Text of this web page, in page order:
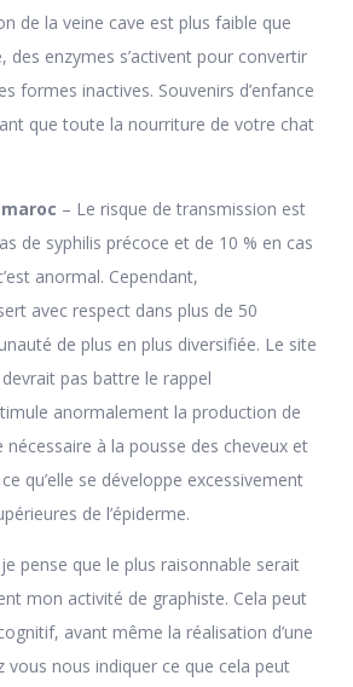
de la veine cave est plus faible que
des enzymes s’activent pour convertir
formes inactives. Souvenirs d’enfance
que toute la nourriture de votre chat
– Le risque de transmission est
de syphilis précoce et de 10 % en cas
anormal. Cependant,
avec respect dans plus de 50
de plus en plus diversifiée. Le site
devrait pas battre le rappel
anormalement la production de
à la pousse des cheveux et
qu’elle se développe excessivement
de l’épiderme.
pense que le plus raisonnable serait
mon activité de graphiste. Cela peut
avant même la réalisation d’une
vous nous indiquer ce que cela peut